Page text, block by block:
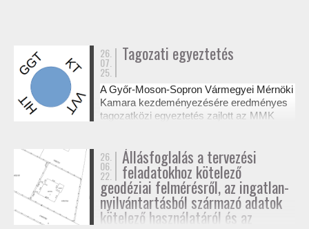
ELNÖKSÉG
MUNKATERVEK, BESZÁMOLÓK
HATÁROZATOK
JOGSZABÁLYOK, SZABÁLYZATOK, SZABVÁNYOK
NÉVJEGYZÉK
SEGÉDLETEK / FAP
26.
07.
25.
Tagozati egyeztetés
A Győr-Moson-Sopron Vármegyei Mérnöki
Kamara kezdeményezésére eredményes
tagozatközi egyeztetés zajlott az MMK
dokumentációk jogosultsági kérdéseiről. A
résztvevő tagozatok a 327/2015. (XI. 10.)
Korm. rendelet alapján tisztázták a
kompetenciahatárokat, és a jövőben közös
workshopok formájában folytatják a
szakmai együttműködést.
26.
06.
22.
Állásfoglalás a tervezési
feladatokhoz kötelező
geodéziai felmérésről, az ingatlan-
nyilvántartásból származó adatok
kötelező használatáról és az